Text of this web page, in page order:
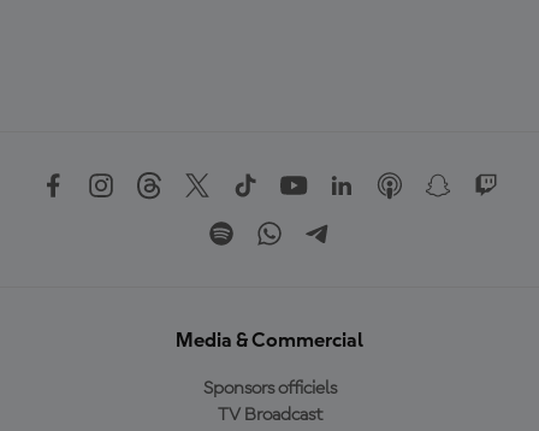
Media & Commercial
Sponsors officiels
TV Broadcast